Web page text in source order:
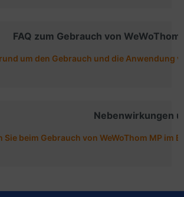
FAQ zum Gebrauch von WeWoThom
um den Gebrauch und die Anwendung
Nebenwirkungen
Sie beim Gebrauch von WeWoThom MP